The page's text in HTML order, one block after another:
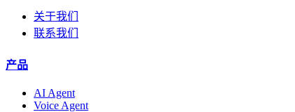
关于我们
联系我们
产品
AI Agent
Voice Agent